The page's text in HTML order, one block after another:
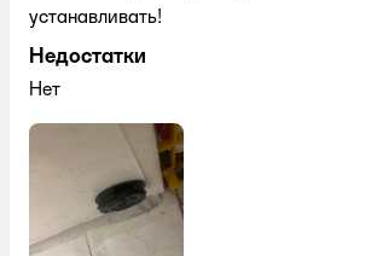
устанавливать!
Недостатки
Нет